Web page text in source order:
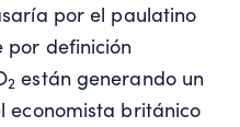
por el paulatino
por definición
2 están generando un
economista británico